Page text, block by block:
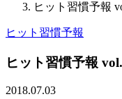
ヒット習慣予報
ヒット習慣予報
ヒット習慣予報
2018.07.03